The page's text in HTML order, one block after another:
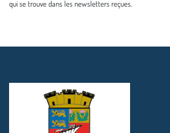
qui se trouve dans les newsletters reçues.